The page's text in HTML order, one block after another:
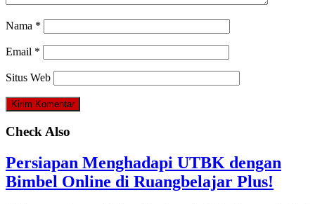
Nama *
Email *
Situs Web
Check Also
Persiapan Menghadapi UTBK dengan
Bimbel Online di Ruangbelajar Plus!